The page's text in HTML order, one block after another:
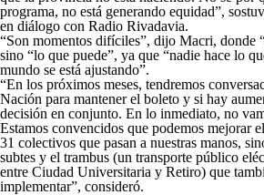
programa, no está generando equidad”,
en diálogo con Radio Rivadavia.
“Son momentos difíciles”, dijo Macri, donde
sino “lo que puede”, ya que “nadie hace lo
mundo se está ajustando”.
“En los próximos meses, tendremos
Nación para mantener el boleto y si hay
decisión en conjunto. En lo inmediato, no
Estamos convencidos que podemos mejorar
31 colectivos que pasan a nuestras manos,
subtes y el trambus (un transporte público
entre Ciudad Universitaria y Retiro) que
implementar”, consideró.